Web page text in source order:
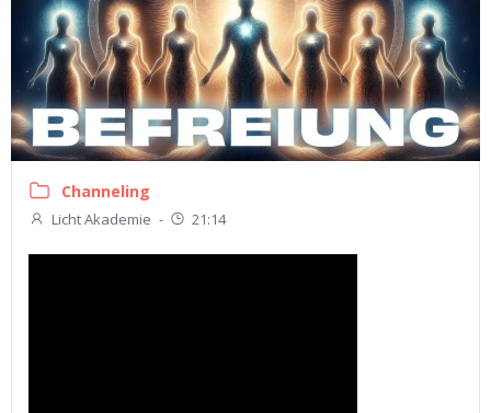
Channeling
Licht Akademie - 21:14